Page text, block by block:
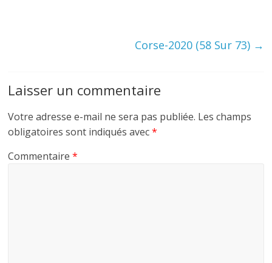
Corse-2020 (58 Sur 73) →
Laisser un commentaire
Votre adresse e-mail ne sera pas publiée. Les champs
obligatoires sont indiqués avec*
Commentaire*